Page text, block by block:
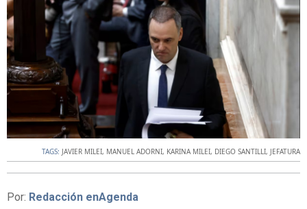
TAGS: JAVIER MILEI, MANUEL ADORNI, KARINA MILEI, DIEGO SANTILLI, JEFATURA
Por: Redacción enAgenda